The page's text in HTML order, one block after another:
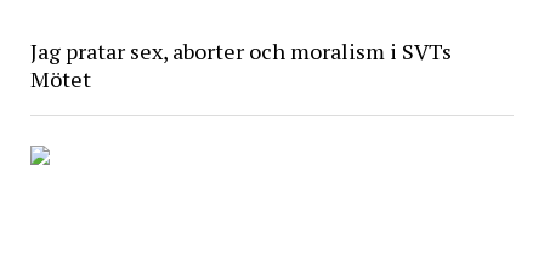
Jag pratar sex, aborter och moralism i SVTs
Mötet